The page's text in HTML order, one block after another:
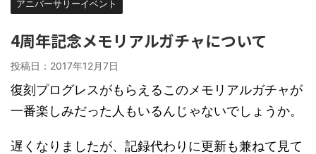
アニバーサリーイベント
4周年記念メモリアルガチャについて
投稿日： 2017年12月7日
復刻プログレスがもらえるこのメモリアルガチャが
一番楽しみだった人もいるんじゃないでしょうか。
遅くなりましたが、記録代わりに更新も兼ねて見て